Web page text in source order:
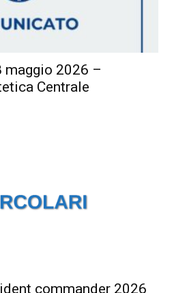
maggio 2026 –
Centrale
commander 2026